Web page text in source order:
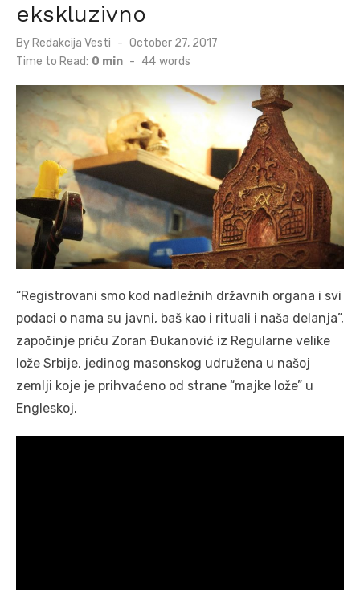
ekskluzivno
By Redakcija Vesti
Posted
October 27, 2017
Time to Read: 0 min - 44 words
“Registrovani smo kod nadležnih državnih organa i svi
podaci o nama su javni, baš kao i rituali i naša delanja”,
započinje priču Zoran Đukanović iz Regularne velike
lože Srbije, jedinog masonskog udružena u našoj
zemlji koje je prihvaćeno od strane “majke lože” u
Engleskoj.